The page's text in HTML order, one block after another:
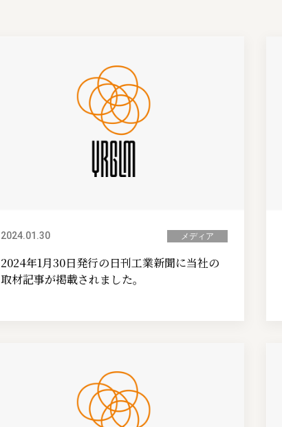
2024.01.30 メディア
2024年1月30日発行の日刊工業新聞に当社の
取材記事が掲載されました。